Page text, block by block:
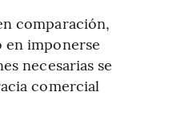
comparación,
imponerse
necesarias se
comercial